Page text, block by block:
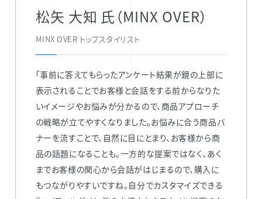
松矢 大知 氏（MINX OVER）
MINX OVER トップスタイリスト
「事前に答えてもらったアンケート結果が鏡の上部に
表示されることでお客様と会話をする前からなりた
いイメージやお悩みが分かるので、商品アプローチ
の戦略が立てやすくなりました。お悩みに合う商品バ
ナーを流すことで、自然に目にとまり、お客様から商
品の話題になることも。一方的な提案ではなく、あく
までお客様の関心から会話がはじまるので、購入に
もつながりやすいですね。自分でカスタマイズできる